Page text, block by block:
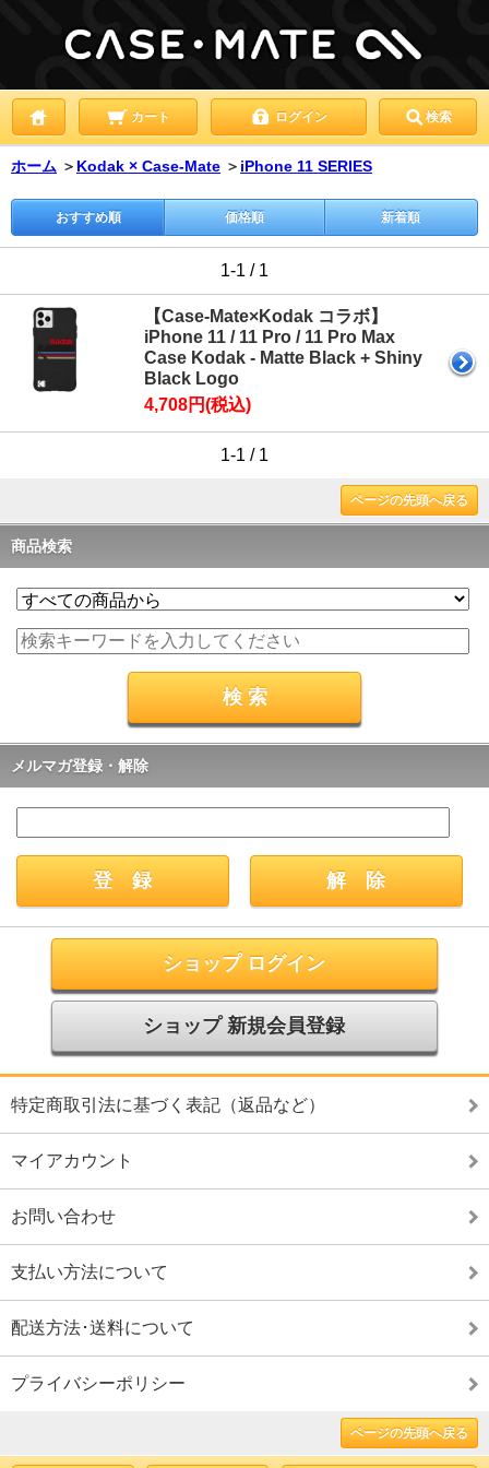
カート ログイン 検索
ホーム ＞ Kodak × Case-Mate ＞ iPhone 11 SERIES
おすすめ順 価格順 新着順
1-1 / 1
【Case-Mate×Kodak コラボ】
iPhone 11 / 11 Pro / 11 Pro Max
Case Kodak - Matte Black + Shiny
Black Logo
4,708円(税込)
1-1 / 1
ページの先頭へ戻る
商品検索
メルマガ登録・解除
ショップ ログイン
ショップ 新規会員登録
特定商取引法に基づく表記（返品など）
マイアカウント
お問い合わせ
支払い方法について
配送方法･送料について
プライバシーポリシー
ページの先頭へ戻る